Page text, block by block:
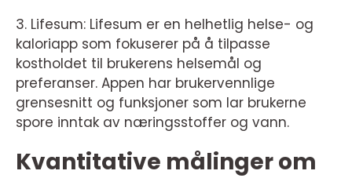
3. Lifesum: Lifesum er en helhetlig helse- og
kaloriapp som fokuserer på å tilpasse
kostholdet til brukerens helsemål og
preferanser. Appen har brukervennlige
grensesnitt og funksjoner som lar brukerne
spore inntak av næringsstoffer og vann.
Kvantitative målinger om